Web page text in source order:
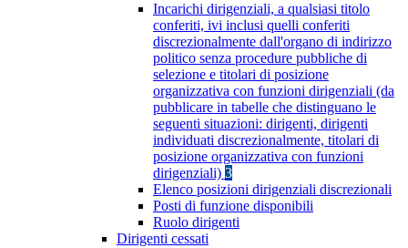
Incarichi dirigenziali, a qualsiasi titolo
conferiti, ivi inclusi quelli conferiti
discrezionalmente dall'organo di indirizzo
politico senza procedure pubbliche di
selezione e titolari di posizione
organizzativa con funzioni dirigenziali (da
pubblicare in tabelle che distinguano le
seguenti situazioni: dirigenti, dirigenti
individuati discrezionalmente, titolari di
posizione organizzativa con funzioni
dirigenziali) 3
Elenco posizioni dirigenziali discrezionali
Posti di funzione disponibili
Ruolo dirigenti
Dirigenti cessati